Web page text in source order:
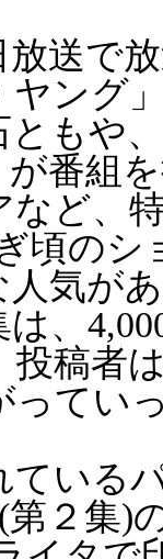
送で
ング
ともや
が番組
など、
頃の
人気が
は、
投稿者
ってい
いる
２集)